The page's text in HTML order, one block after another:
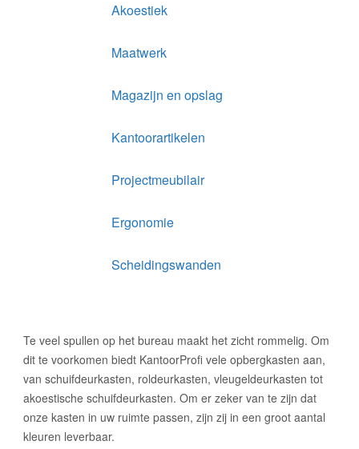
Akoestiek
Maatwerk
Magazijn en opslag
Kantoorartikelen
Projectmeubilair
Ergonomie
Scheidingswanden
Te veel spullen op het bureau maakt het zicht rommelig. Om
dit te voorkomen biedt KantoorProfi vele opbergkasten aan,
van schuifdeurkasten, roldeurkasten, vleugeldeurkasten tot
akoestische schuifdeurkasten. Om er zeker van te zijn dat
onze kasten in uw ruimte passen, zijn zij in een groot aantal
kleuren leverbaar.